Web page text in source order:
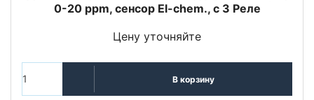
0-20 ppm, сенсор El-chem., с 3 Реле
Цену уточняйте
В корзину